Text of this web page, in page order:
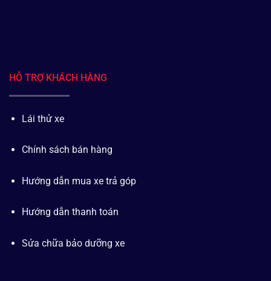
HỖ TRỢ KHÁCH HÀNG
Lái thử xe
Chính sách bán hàng
Hướng dẫn mua xe trả góp
Hướng dẫn thanh toán
Sửa chữa bảo dưỡng xe